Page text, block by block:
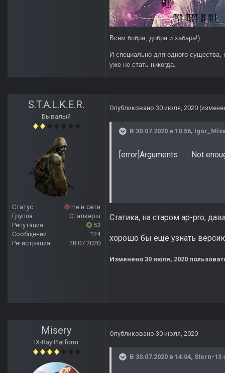
Всем бобра, добра и хабара!)
И специально для одного
уже не стать никогда.
S.T.A.L.K.E.R.
Бывалый
Статус
Не в сети
Группа
Сталкеры
Репутация
52
Сообщений
124
Регистрация
28.07.2020
Опубликовано 30 июля, 2020
В 30.07.2020 в 10:56,
[error]Arguments : Not
Статика, на старом ap-pro,
хорошо бы ещё узнать
Изменено 30 июля, 2020
Misery
IX-Ray Platform
Опубликовано 30 июля, 2020
В 30.07.2020 в 14:04, Stern-13